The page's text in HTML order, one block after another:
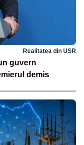
Realitatea din USR
guvern
demis